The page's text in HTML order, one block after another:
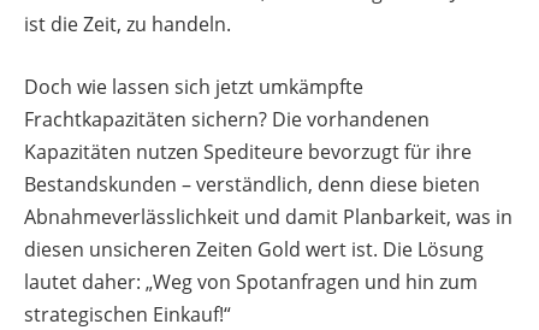
ist die Zeit, zu handeln.
Doch wie lassen sich jetzt umkämpfte
Frachtkapazitäten sichern? Die vorhandenen
Kapazitäten nutzen Spediteure bevorzugt für ihre
Bestandskunden – verständlich, denn diese bieten
Abnahmeverlässlichkeit und damit Planbarkeit, was in
diesen unsicheren Zeiten Gold wert ist. Die Lösung
lautet daher: „Weg von Spotanfragen und hin zum
strategischen Einkauf!“